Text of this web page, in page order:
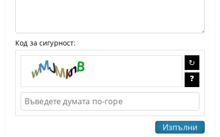
Код за сигурност: